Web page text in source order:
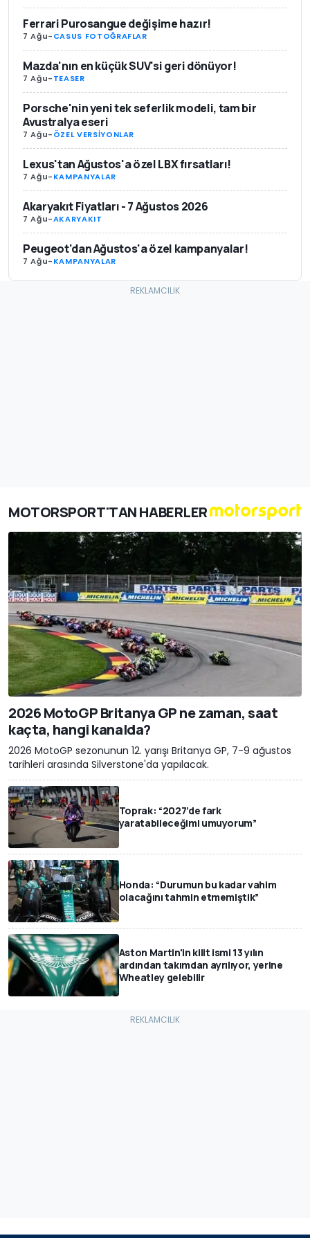
Ferrari Purosangue değişime hazır!
7 Ağu-CASUS FOTOĞRAFLAR
Mazda'nın en küçük SUV'si geri dönüyor!
7 Ağu-TEASER
Porsche'nin yeni tek seferlik modeli, tam bir
Avustralya eseri
7 Ağu-ÖZEL VERSİYONLAR
Lexus'tan Ağustos'a özel LBX fırsatları!
7 Ağu-KAMPANYALAR
Akaryakıt Fiyatları - 7 Ağustos 2026
7 Ağu-AKARYAKIT
Peugeot'dan Ağustos'a özel kampanyalar!
7 Ağu-KAMPANYALAR
MOTORSPORT'TAN HABERLER
2026 MotoGP Britanya GP ne zaman, saat
kaçta, hangi kanalda?
2026 MotoGP sezonunun 12. yarışı Britanya GP, 7-9 ağustos
tarihleri arasında Silverstone'da yapılacak.
Toprak: “2027’de fark
yaratabileceğimi umuyorum”
Honda: “Durumun bu kadar vahim
olacağını tahmin etmemiştik”
Aston Martin'in kilit ismi 13 yılın
ardından takımdan ayrılıyor, yerine
Wheatley gelebilir